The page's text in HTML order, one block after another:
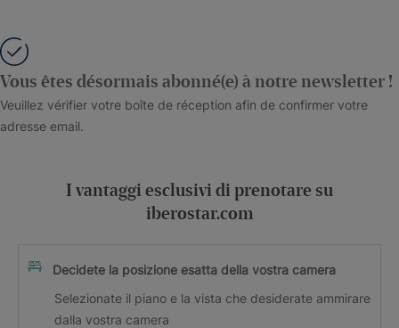
Vous êtes désormais abonné(e) à notre newsletter !
Veuillez vérifier votre boîte de réception afin de confirmer votre
adresse email.
I vantaggi esclusivi di prenotare su
iberostar.com
Decidete la posizione esatta della vostra camera
Selezionate il piano e la vista che desiderate ammirare
dalla vostra camera